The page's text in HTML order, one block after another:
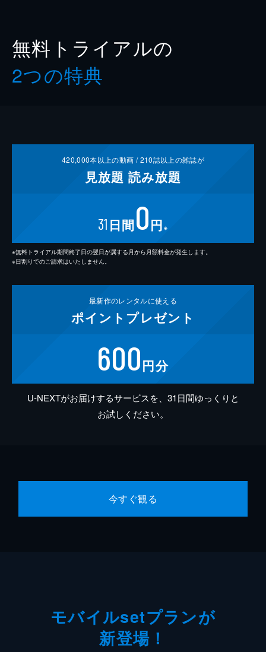
無料トライアルの
2つの特典
420,000本以上の動画 /210誌以上の雑誌が
見放題 読み放題
31 日間0円 ※
※無料トライアル期間終了日の翌日が属する月から月額料金が発生します。
※日割りでのご請求はいたしません。
最新作のレンタルに使える
ポイント プレゼント
600円分
U-NEXTがお届けするサービスを、31日間ゆっくりと
お試しください。
今すぐ観る
モバイルsetプランが
新登場！